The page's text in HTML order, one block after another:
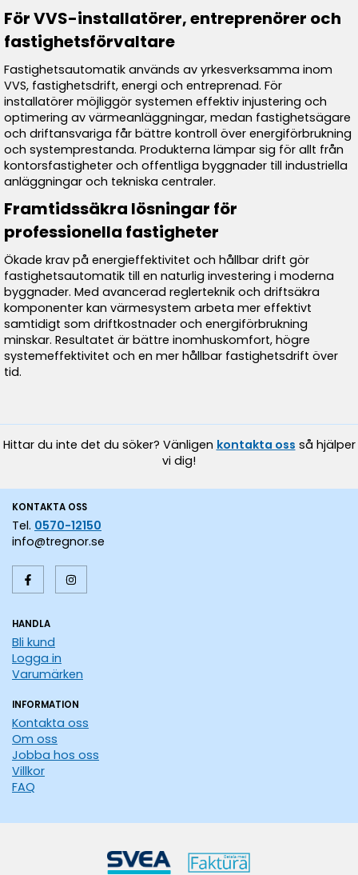
För VVS-installatörer, entreprenörer och
fastighetsförvaltare
Fastighetsautomatik används av yrkesverksamma inom
VVS, fastighetsdrift, energi och entreprenad. För
installatörer möjliggör systemen effektiv injustering och
optimering av värmeanläggningar, medan fastighetsägare
och driftansvariga får bättre kontroll över energiförbrukning
och systemprestanda. Produkterna lämpar sig för allt från
kontorsfastigheter och offentliga byggnader till industriella
anläggningar och tekniska centraler.
Framtidssäkra lösningar för
professionella fastigheter
Ökade krav på energieffektivitet och hållbar drift gör
fastighetsautomatik till en naturlig investering i moderna
byggnader. Med avancerad reglerteknik och driftsäkra
komponenter kan värmesystem arbeta mer effektivt
samtidigt som driftkostnader och energiförbrukning
minskar. Resultatet är bättre inomhuskomfort, högre
systemeffektivitet och en mer hållbar fastighetsdrift över
tid.
Hittar du inte det du söker? Vänligen kontakta oss så hjälper
vi dig!
KONTAKTA OSS
Tel. 0570-12150
info@tregnor.se
HANDLA
Bli kund
Logga in
Varumärken
INFORMATION
Kontakta oss
Om oss
Jobba hos oss
Villkor
FAQ